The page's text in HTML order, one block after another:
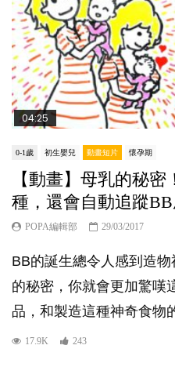
04:25
0-1歲 初生嬰兒 動畫短片 懷孕期
【動畫】母乳的秘
種，還會自動追蹤BB
POPA編輯部 29/03/2017
BB的誕生總令人感到造
的秘密，你就會更加驚嘆
品，和製造這種神奇食物
17.9K 243